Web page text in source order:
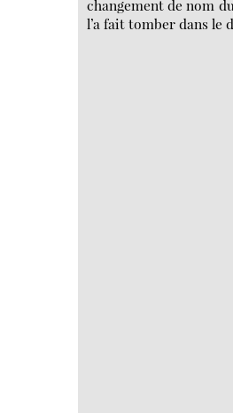
changement de nom
l’a fait tomber dans le